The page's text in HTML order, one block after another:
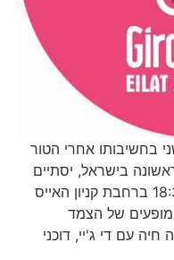
בחשיבותו אחרי הטור
בישראל, יסתיים
ביום ראשון ה- 6.5.2018 בשעה 18:30 ברחבת קניון האייס
של הצמד
עם די ג'יי, דוכני